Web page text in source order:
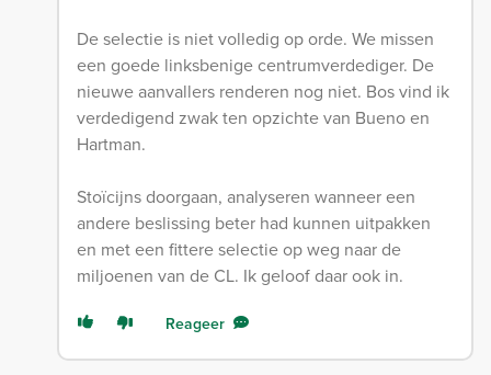
De selectie is niet volledig op orde. We missen
een goede linksbenige centrumverdediger. De
nieuwe aanvallers renderen nog niet. Bos vind ik
verdedigend zwak ten opzichte van Bueno en
Hartman.
Stoïcijns doorgaan, analyseren wanneer een
andere beslissing beter had kunnen uitpakken
en met een fittere selectie op weg naar de
miljoenen van de CL. Ik geloof daar ook in.
Reageer